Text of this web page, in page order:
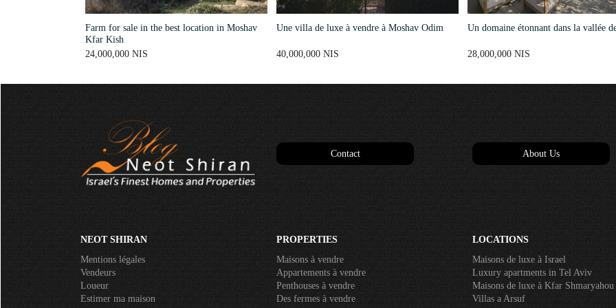
Farm for sale in the best location in Moshav
Kfar Kish
24,000,000 NIS
Une villa de luxe à vendre à Moshav Odim
40,000,000 NIS
Un domaine étonnant dans la vallée
28,000,000 NIS
Contact About Us
NEOT SHIRAN
Mentions légales
Vendeurs
Loueur
Estimer ma maison
PROPERTIES
Maisons à vendre
Appartements à vendre
Penthouses à vendre
Des fermes à vendre
LOCATIONS
Maisons de luxe à Israel
Luxury apartments in Tel Aviv
Maisons de luxe à Kfar Shmaryahou
Villas a Arsuf